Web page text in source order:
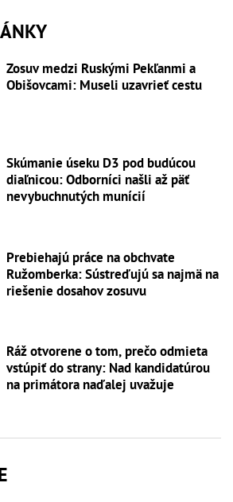
Zosuv medzi Ruskými Pekľanmi a
Obišovcami: Museli uzavrieť cestu
Skúmanie úseku D3 pod budúcou
diaľnicou: Odborníci našli až päť
nevybuchnutých munícií
Prebiehajú práce na obchvate
Ružomberka: Sústreďujú sa najmä na
riešenie dosahov zosuvu
Ráž otvorene o tom, prečo odmieta
vstúpiť do strany: Nad kandidatúrou
na primátora naďalej uvažuje